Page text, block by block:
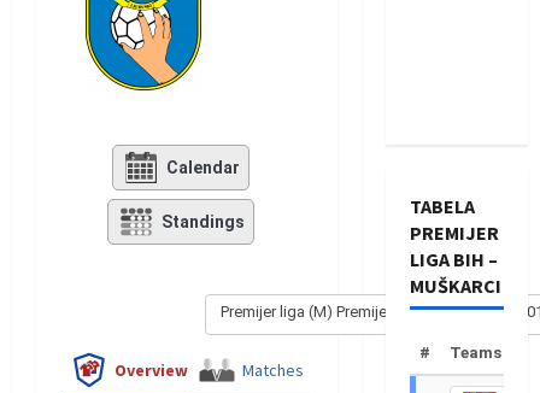
Calendar
Standings
Premijer liga (M) Premijer liga - Muški 2013/
Overview Matches
TABELA
PREMIJER
LIGA BIH –
MUŠKARCI
# Teams